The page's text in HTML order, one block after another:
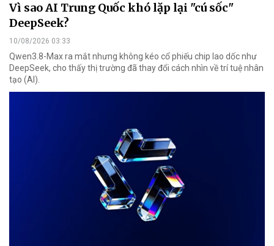
Vì sao AI Trung Quốc khó lặp lại "cú sốc"
DeepSeek?
10/08/2026 03:33
Qwen3.8-Max ra mắt nhưng không kéo cổ phiếu chip lao dốc như
DeepSeek, cho thấy thị trường đã thay đổi cách nhìn về trí tuệ nhân
tạo (AI).